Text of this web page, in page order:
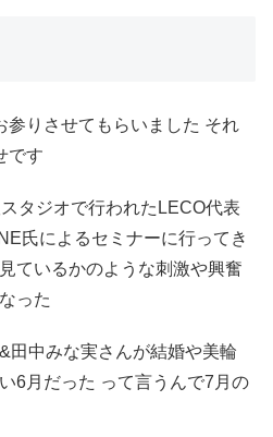
参りさせてもらいました それ
です
タジオで行われたLECO代表
氏によるセミナーに行ってき
ているかのような刺激や興奮
った
田中みな実さんが結婚や美輪
6月だった って言うんで7月の